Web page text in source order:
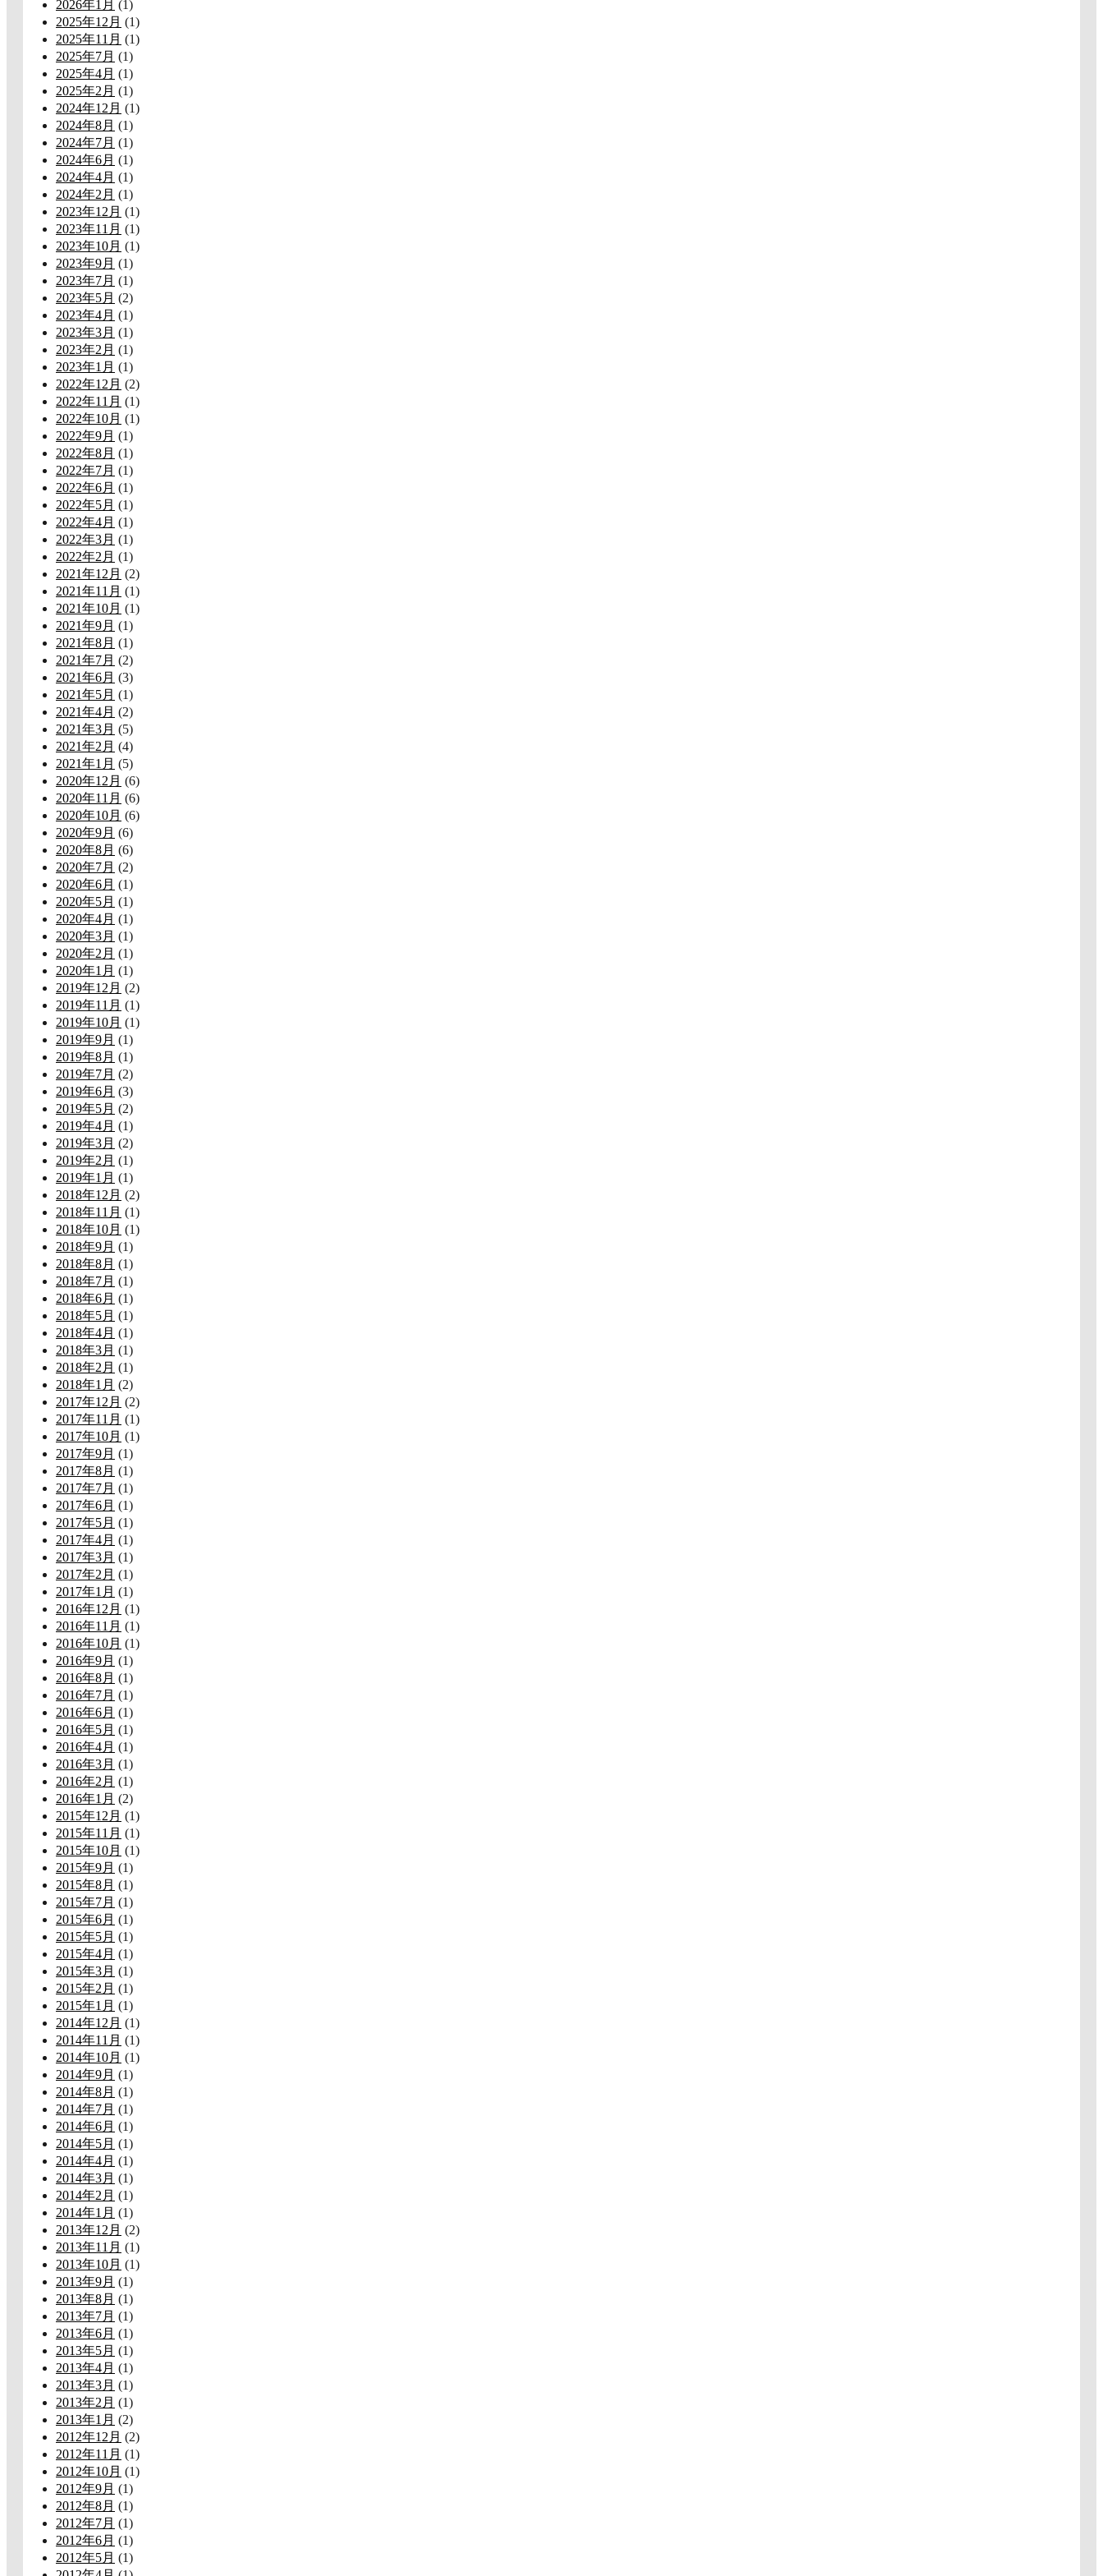
2026年1月 (1)
2025年12月 (1)
2025年11月 (1)
2025年7月 (1)
2025年4月 (1)
2025年2月 (1)
2024年12月 (1)
2024年8月 (1)
2024年7月 (1)
2024年6月 (1)
2024年4月 (1)
2024年2月 (1)
2023年12月 (1)
2023年11月 (1)
2023年10月 (1)
2023年9月 (1)
2023年7月 (1)
2023年5月 (2)
2023年4月 (1)
2023年3月 (1)
2023年2月 (1)
2023年1月 (1)
2022年12月 (2)
2022年11月 (1)
2022年10月 (1)
2022年9月 (1)
2022年8月 (1)
2022年7月 (1)
2022年6月 (1)
2022年5月 (1)
2022年4月 (1)
2022年3月 (1)
2022年2月 (1)
2021年12月 (2)
2021年11月 (1)
2021年10月 (1)
2021年9月 (1)
2021年8月 (1)
2021年7月 (2)
2021年6月 (3)
2021年5月 (1)
2021年4月 (2)
2021年3月 (5)
2021年2月 (4)
2021年1月 (5)
2020年12月 (6)
2020年11月 (6)
2020年10月 (6)
2020年9月 (6)
2020年8月 (6)
2020年7月 (2)
2020年6月 (1)
2020年5月 (1)
2020年4月 (1)
2020年3月 (1)
2020年2月 (1)
2020年1月 (1)
2019年12月 (2)
2019年11月 (1)
2019年10月 (1)
2019年9月 (1)
2019年8月 (1)
2019年7月 (2)
2019年6月 (3)
2019年5月 (2)
2019年4月 (1)
2019年3月 (2)
2019年2月 (1)
2019年1月 (1)
2018年12月 (2)
2018年11月 (1)
2018年10月 (1)
2018年9月 (1)
2018年8月 (1)
2018年7月 (1)
2018年6月 (1)
2018年5月 (1)
2018年4月 (1)
2018年3月 (1)
2018年2月 (1)
2018年1月 (2)
2017年12月 (2)
2017年11月 (1)
2017年10月 (1)
2017年9月 (1)
2017年8月 (1)
2017年7月 (1)
2017年6月 (1)
2017年5月 (1)
2017年4月 (1)
2017年3月 (1)
2017年2月 (1)
2017年1月 (1)
2016年12月 (1)
2016年11月 (1)
2016年10月 (1)
2016年9月 (1)
2016年8月 (1)
2016年7月 (1)
2016年6月 (1)
2016年5月 (1)
2016年4月 (1)
2016年3月 (1)
2016年2月 (1)
2016年1月 (2)
2015年12月 (1)
2015年11月 (1)
2015年10月 (1)
2015年9月 (1)
2015年8月 (1)
2015年7月 (1)
2015年6月 (1)
2015年5月 (1)
2015年4月 (1)
2015年3月 (1)
2015年2月 (1)
2015年1月 (1)
2014年12月 (1)
2014年11月 (1)
2014年10月 (1)
2014年9月 (1)
2014年8月 (1)
2014年7月 (1)
2014年6月 (1)
2014年5月 (1)
2014年4月 (1)
2014年3月 (1)
2014年2月 (1)
2014年1月 (1)
2013年12月 (2)
2013年11月 (1)
2013年10月 (1)
2013年9月 (1)
2013年8月 (1)
2013年7月 (1)
2013年6月 (1)
2013年5月 (1)
2013年4月 (1)
2013年3月 (1)
2013年2月 (1)
2013年1月 (2)
2012年12月 (2)
2012年11月 (1)
2012年10月 (1)
2012年9月 (1)
2012年8月 (1)
2012年7月 (1)
2012年6月 (1)
2012年5月 (1)